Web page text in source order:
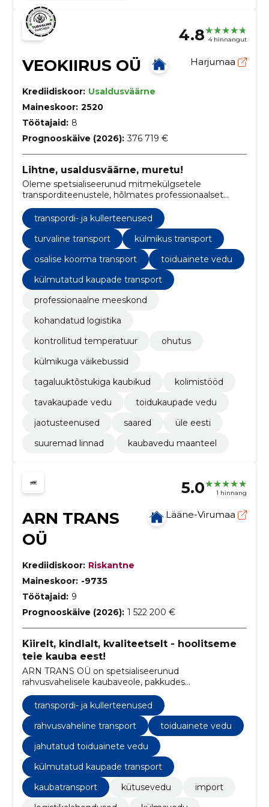
4.8 4 hinnangut
VEOKIIRUS OÜ Harjumaa
Krediidiskoor: Usaldusväärne
Maineskoor: 2520
Töötajaid: 8
Prognooskäive (2026): 376 719 €
Lihtne, usaldusväärne, muretu!
Oleme spetsialiseerunud mitmekülgsetele
transporditeenustele, hõlmates professionaalset
kolimist, kvaliteetset toidukaupade vedu ja turvalist
mööblivedu.
transpordi- ja kullerteenused
turvaline transport
külmikus transport
osalise koorma transport
toiduainete vedu
külmutatud kaupade transport
professionaalne meeskond
kohandatud logistika
kontrollitud temperatuur
ohutus
külmikuga väikebussid
tagaluuktõstukiga kaubikud
kolimistööd
tavakaupade vedu
toidukaupade vedu
jaotusteenused
saared
üle eesti
suuremad linnad
kaubavedu maanteel
5.0 1 hinnang
ARN TRANS
OÜ
Lääne-Virumaa
Krediidiskoor: Riskantne
Maineskoor: -9735
Töötajaid: 9
Prognooskäive (2026): 1 522 200 €
Kiirelt, kindlalt, kvaliteetselt - hoolitseme
teie kauba eest!
ARN TRANS OÜ on spetsialiseerunud
rahvusvahelisele kaubaveole, pakkudes
usaldusväärseid ja kohandatud lahendusi kütuse,
toiduainete ja maitseainete transportimisel.
transpordi- ja kullerteenused
rahvusvaheline transport
toiduainete vedu
jahutatud toiduainete vedu
külmutatud kaupade transport
kaubatransport
kütusevedu
import